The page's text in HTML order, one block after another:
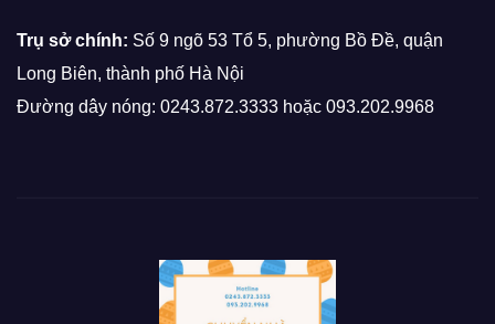
Trụ sở chính: Số 9 ngõ 53 Tổ 5, phường Bồ Đề, quận
Long Biên, thành phố Hà Nội
Đường dây nóng: 0243.872.3333 hoặc 093.202.9968